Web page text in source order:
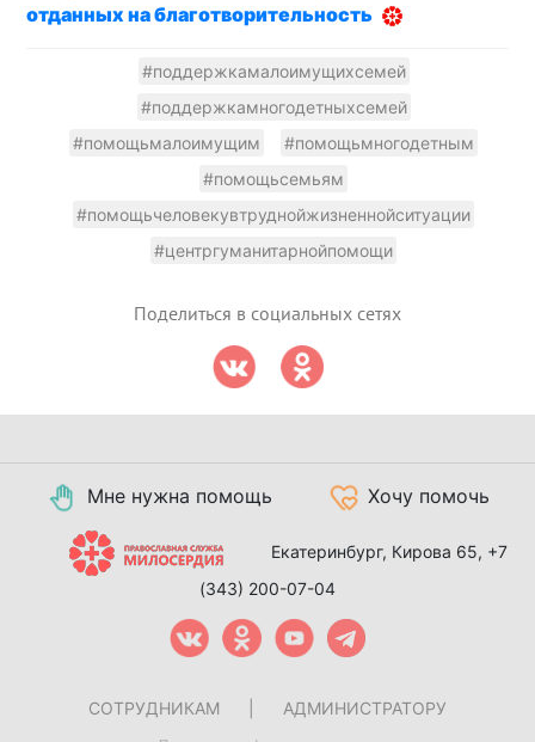
отданных на благотворительность
#поддержкамалоимущихсемей
#поддержкамногодетныхсемей
#помощьмалоимущим
#помощьмногодетным
#помощьсемьям
#помощьчеловекувтруднойжизненнойситуации
#центргуманитарнойпомощи
Поделиться в социальных сетях
Мне нужна помощь Хочу помочь
Екатеринбург, Кирова 65, +7
(343) 200-07-04
СОТРУДНИКАМ АДМИНИСТРАТОРУ